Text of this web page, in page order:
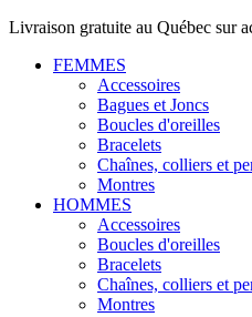
Livraison gratuite au Québec sur
FEMMES
Accessoires
Bagues et Joncs
Boucles d'oreilles
Bracelets
Chaînes, colliers et
Montres
HOMMES
Accessoires
Boucles d'oreilles
Bracelets
Chaînes, colliers et
Montres